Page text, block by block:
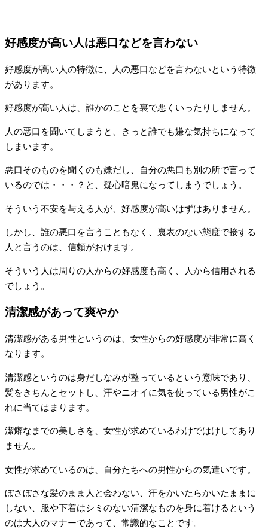
好感度が高い人は悪口などを言わない
好感度が高い人の特徴に、人の悪口などを言わないという特徴
があります。
好感度が高い人は、誰かのことを裏で悪くいったりしません。
人の悪口を聞いてしまうと、きっと誰でも嫌な気持ちになって
しまいます。
悪口そのものを聞くのも嫌だし、自分の悪口も別の所で言って
いるのでは・・・？と、疑心暗鬼になってしまうでしょう。
そういう不安を与える人が、好感度が高いはずはありません。
しかし、誰の悪口を言うこともなく、裏表のない態度で接する
人と言うのは、信頼がおけます。
そういう人は周りの人からの好感度も高く、人から信用される
でしょう。
清潔感があって爽やか
清潔感がある男性というのは、女性からの好感度が非常に高く
なります。
清潔感というのは身だしなみが整っているという意味であり、
髪をきちんとセットし、汗やニオイに気を使っている男性がこ
れに当てはまります。
潔癖なまでの美しさを、女性が求めているわけではけしてあり
ません。
女性が求めているのは、自分たちへの男性からの気遣いです。
ぼさぼさな髪のまま人と会わない、汗をかいたらかいたままに
しない、服や下着はシミのない清潔なものを身に着けるという
のは大人のマナーであって、常識的なことです。